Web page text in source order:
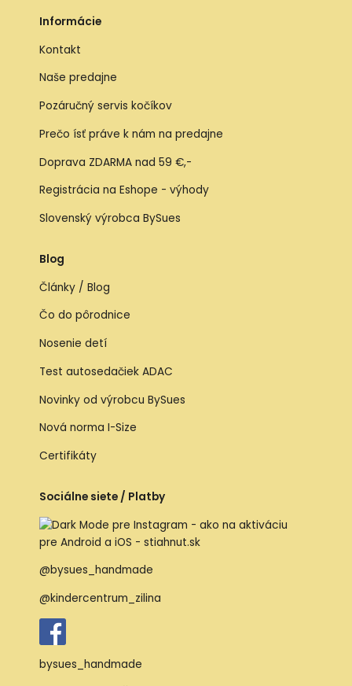
Informácie
Kontakt
Naše predajne
Pozáručný servis kočíkov
Prečo ísť práve k nám na predajne
Doprava ZDARMA nad 59 €,-
Registrácia na Eshope - výhody
Slovenský výrobca BySues
Blog
Články / Blog
Čo do pôrodnice
Nosenie detí
Test autosedačiek ADAC
Novinky od výrobcu BySues
Nová norma I-Size
Certifikáty
Sociálne siete / Platby
@bysues_handmade
@kindercentrum_zilina
bysues_handmade